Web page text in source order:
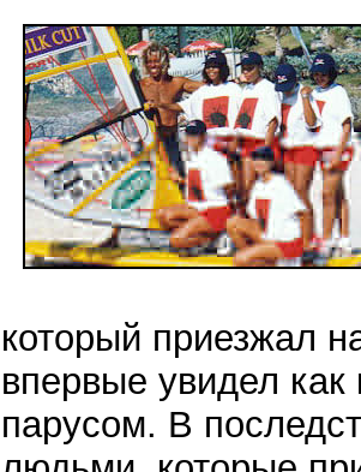
который приезжал
впервые увидел
парусом. В